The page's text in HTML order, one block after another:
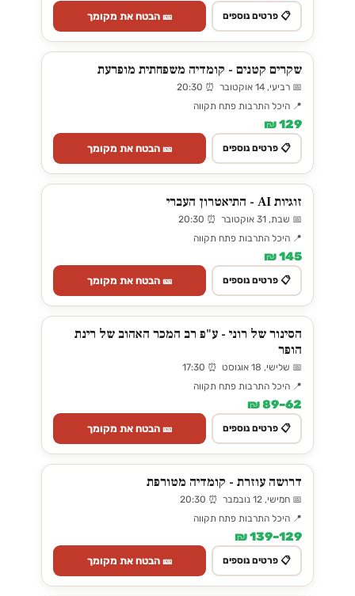
📋 פרטים נוספים 🎫 הבטח את מקומך
שקרים קטנים - קומדיה משפחתית מופרעת
📅 רביעי, 14 אוקטובר ⏰ 20:30
📍 היכל התרבות פתח תקווה
129 ₪
📋 פרטים נוספים 🎫 הבטח את מקומך
זוגיות AI - התיאטרון העברי
📅 שבת, 31 אוקטובר ⏰ 20:30
📍 היכל התרבות פתח תקווה
145 ₪
📋 פרטים נוספים 🎫 הבטח את מקומך
הסינור של רוני - ע"פ רב המכר האהוב של רינת
הופר
📅 שלישי, 18 אוגוסט ⏰ 17:30
📍 היכל התרבות פתח תקווה
62–89 ₪
📋 פרטים נוספים 🎫 הבטח את מקומך
דרושה עוזרת - קומדיה מטורפת
📅 חמישי, 12 נובמבר ⏰ 20:30
📍 היכל התרבות פתח תקווה
129–139 ₪
📋 פרטים נוספים 🎫 הבטח את מקומך